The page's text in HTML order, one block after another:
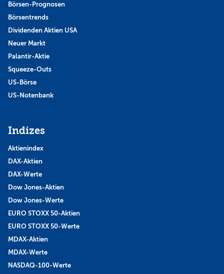
Börsen-Prognosen
Börsentrends
Dividenden Aktien USA
Neuer Markt
Palantir-Aktie
Squeeze-Outs
US-Börse
US-Notenbank
Indizes
Aktienindex
DAX-Aktien
DAX-Werte
Dow Jones-Aktien
Dow Jones-Werte
EURO STOXX 50-Aktien
EURO STOXX 50-Werte
MDAX-Aktien
MDAX-Werte
NASDAQ-100-Werte